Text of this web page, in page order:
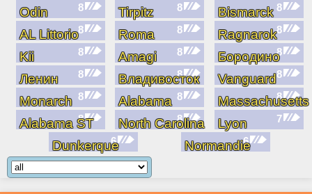
8
Odin 8
Tirpitz 8
Bismarck
8
AL Littorio 8
Roma 8
Ragnarok
8
Kii 8
Amagi 8
Бородино
8
Ленин 8
Владивосток 8
Vanguard
8
Monarch 8
Alabama 8
Massachusetts
8
Alabama ST 8
North Carolina 7
Lyon
6
Dunkerque 6
Normandie